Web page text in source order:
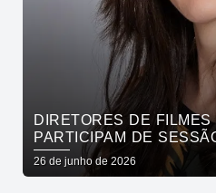
DIRETORES DE
PARTICIPAM DE
CINEMA PASSEIO
26 de junho de 2026